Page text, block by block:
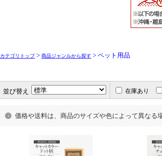
カテゴリトップ> 商品ジャンルから探す > ペット用品
並び替え 在庫あり
価格や送料は、商品のサイズや色によって異なる